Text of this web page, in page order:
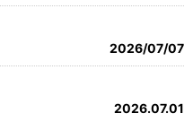
2026/07/07
2026.07.01